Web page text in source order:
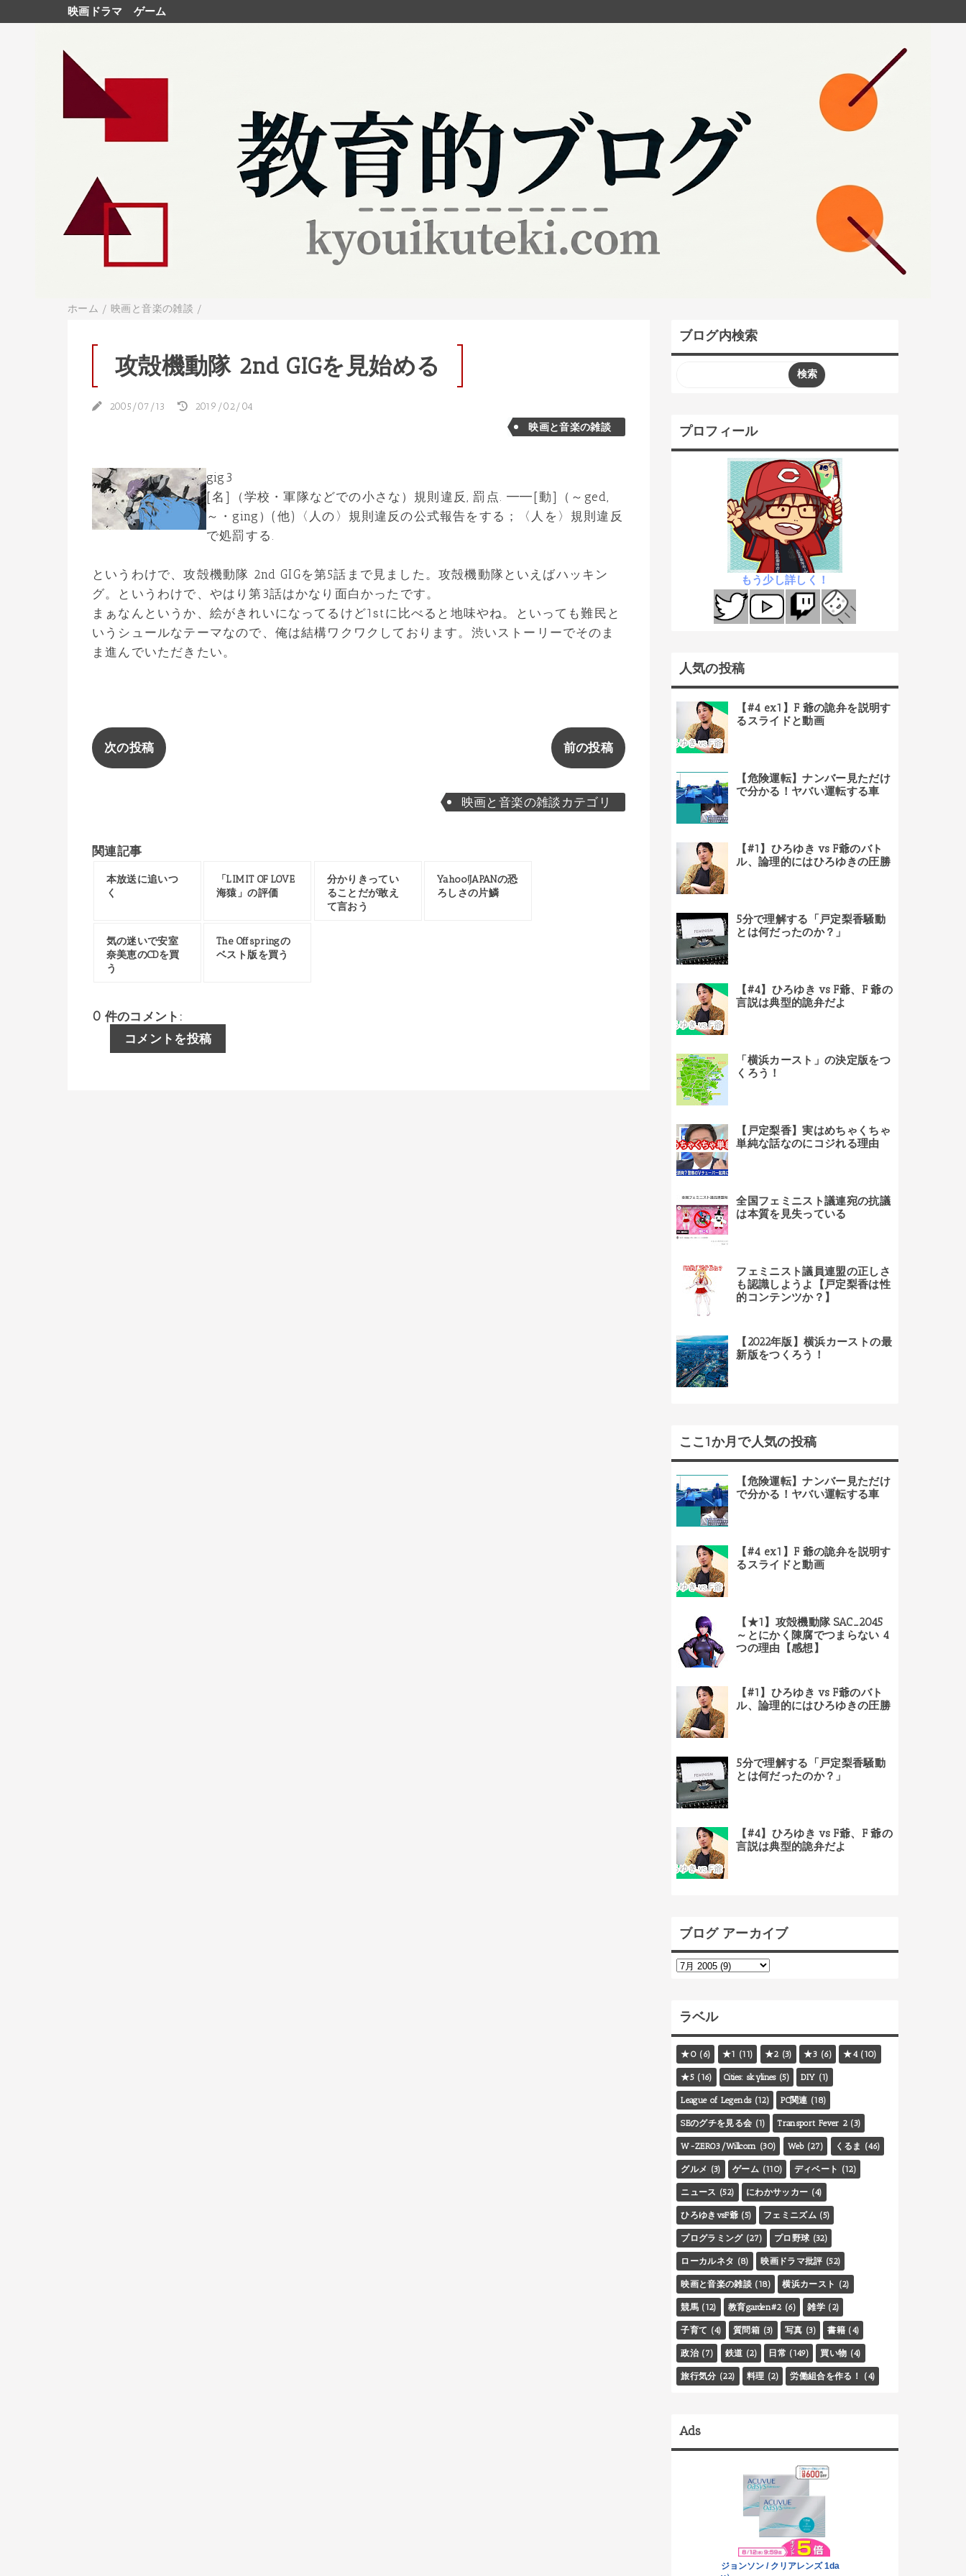
映画ドラマ ゲーム
ホーム / 映画と音楽の雑談 /
攻殻機動隊 2nd GIGを見始める
2005/07/13
2019/02/04
映画と音楽の雑談
gig3
[名]（学校・軍隊などでの小さな）規則違反, 罰点. ━━[動]（～ged,
～・ging）(他)〈人の〉規則違反の公式報告をする；〈人を〉規則違反
で処罰する.
というわけで、攻殻機動隊 2nd GIGを第5話まで見ました。攻殻機動隊といえばハッキン
グ。というわけで、やはり第3話はかなり面白かったです。
まぁなんというか、絵がきれいになってるけど1stに比べると地味やね。といっても難民と
いうシュールなテーマなので、俺は結構ワクワクしております。渋いストーリーでそのま
ま進んでいただきたい。
次の投稿 前の投稿
映画と音楽の雑談カテゴリ
関連記事
本放送に追いつ
く
「LIMIT OF LOVE
海猿」の評価
分かりきってい
ることだが敢え
て言おう
Yahoo!JAPANの恐
ろしさの片鱗
気の迷いで安室
奈美恵のCDを買
う
The Offspringの
ベスト版を買う
0 件のコメント:
コメントを投稿
ブログ内検索
プロフィール
もう少し詳しく！
人気の投稿
【#4 ex1】F 爺の詭弁を説明す
るスライドと動画
【危険運転】ナンバー見ただけ
で分かる！ヤバい運転する車
【#1】ひろゆき vs F爺のバト
ル、論理的にはひろゆきの圧勝
5分で理解する「戸定梨香騒動
とは何だったのか？」
【#4】ひろゆき vs F爺、F 爺の
言説は典型的詭弁だよ
「横浜カースト」の決定版をつ
くろう！
【戸定梨香】実はめちゃくちゃ
単純な話なのにコジれる理由
全国フェミニスト議連宛の抗議
は本質を見失っている
フェミニスト議員連盟の正しさ
も認識しようよ【戸定梨香は性
的コンテンツか？】
【2022年版】横浜カーストの最
新版をつくろう！
ここ1か月で人気の投稿
【危険運転】ナンバー見ただけ
で分かる！ヤバい運転する車
【#4 ex1】F 爺の詭弁を説明す
るスライドと動画
【★1】攻殻機動隊 SAC_2045
～とにかく陳腐でつまらない 4
つの理由【感想】
【#1】ひろゆき vs F爺のバト
ル、論理的にはひろゆきの圧勝
5分で理解する「戸定梨香騒動
とは何だったのか？」
【#4】ひろゆき vs F爺、F 爺の
言説は典型的詭弁だよ
ブログ アーカイブ
ラベル
★0 (6) ★1 (11) ★2 (3) ★3 (6) ★4 (10)
★5 (16) Cities: skylines (5) DIY (1)
League of Legends (12) PC関連 (18)
SEのグチを見る会 (1) Transport Fever 2 (3)
W-ZERO3/Willcom (30) Web (27) くるま (46)
グルメ (3) ゲーム (110) ディベート (12)
ニュース (52) にわかサッカー (4)
ひろゆきvsF爺 (5) フェミニズム (5)
プログラミング (27) プロ野球 (32)
ローカルネタ (8) 映画ドラマ批評 (52)
映画と音楽の雑談 (18) 横浜カースト (2)
競馬 (12) 教育garden#2 (6) 雑学 (2)
子育て (4) 質問箱 (3) 写真 (3) 書籍 (4)
政治 (7) 鉄道 (2) 日常 (149) 買い物 (4)
旅行気分 (22) 料理 (2) 労働組合を作る！ (4)
Ads